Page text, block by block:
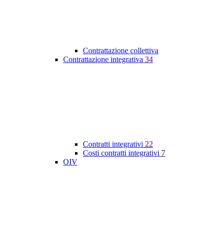
Contrattazione collettiva
Contrattazione integrativa 34
Contratti integrativi 22
Costi contratti integrativi 7
OIV